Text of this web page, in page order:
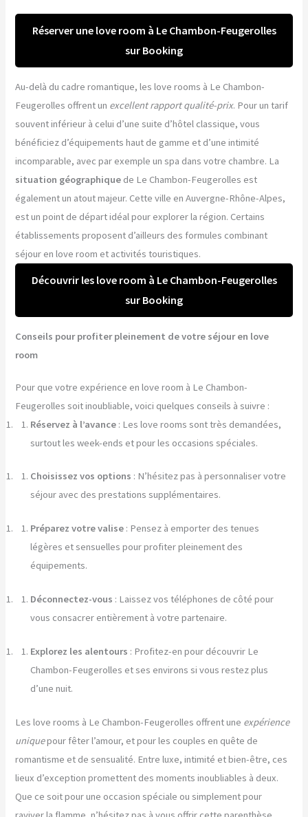
Réserver une love room à Le Chambon-Feugerolles
sur Booking
Au-delà du cadre romantique, les love rooms à Le Chambon-
Feugerolles offrent un excellent rapport qualité-prix. Pour un tarif
souvent inférieur à celui d’une suite d’hôtel classique, vous
bénéficiez d’équipements haut de gamme et d’une intimité
incomparable, avec par exemple un spa dans votre chambre. La
situation géographique de Le Chambon-Feugerolles est
également un atout majeur. Cette ville en Auvergne-Rhône-Alpes,
est un point de départ idéal pour explorer la région. Certains
établissements proposent d’ailleurs des formules combinant
séjour en love room et activités touristiques.
Découvrir les love room à Le Chambon-Feugerolles
sur Booking
Conseils pour profiter pleinement de votre séjour en love
room
Pour que votre expérience en love room à Le Chambon-
Feugerolles soit inoubliable, voici quelques conseils à suivre :
Réservez à l’avance : Les love rooms sont très demandées,
surtout les week-ends et pour les occasions spéciales.
Choisissez vos options : N’hésitez pas à personnaliser votre
séjour avec des prestations supplémentaires.
Préparez votre valise : Pensez à emporter des tenues
légères et sensuelles pour profiter pleinement des
équipements.
Déconnectez-vous : Laissez vos téléphones de côté pour
vous consacrer entièrement à votre partenaire.
Explorez les alentours : Profitez-en pour découvrir Le
Chambon-Feugerolles et ses environs si vous restez plus
d’une nuit.
Les love rooms à Le Chambon-Feugerolles offrent une expérience
uniquepour fêter l’amour, et pour les couples en quête de
romantisme et de sensualité. Entre luxe, intimité et bien-être, ces
lieux d’exception promettent des moments inoubliables à deux.
Que ce soit pour une occasion spéciale ou simplement pour